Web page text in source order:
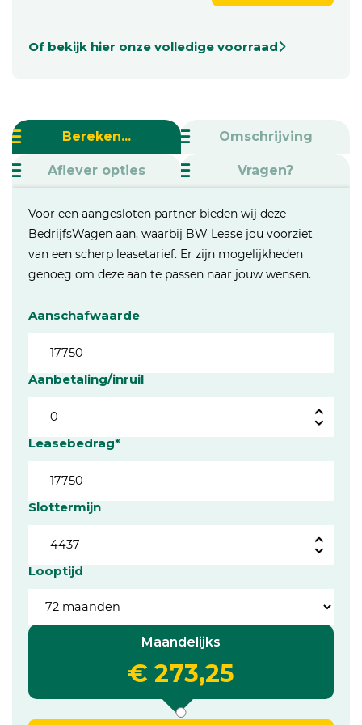
Of bekijk hier onze volledige voorraad
Bereken... Omschrijving
Aflever opties Vragen?
Voor een aangesloten partner bieden wij deze
BedrijfsWagen aan, waarbij BW Lease jou voorziet
van een scherp leasetarief. Er zijn mogelijkheden
genoeg om deze aan te passen naar jouw wensen.
Aanschafwaarde
Aanbetaling/inruil
Leasebedrag*
Slottermijn
Looptijd
Maandelijks
€ 273,25